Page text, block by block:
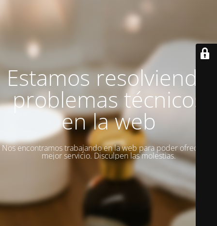
Estamos resolviendo
problemas técnicos
en la web
Nos encontramos trabajando en la web para poder ofrecer un
mejor servicio. Disculpen las molestias.